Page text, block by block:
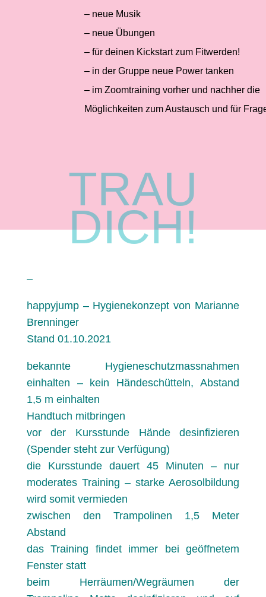
– neue Musik
– neue Übungen
– für deinen Kickstart zum Fitwerden!
– in der Gruppe neue Power tanken
– im Zoomtraining vorher und nachher die
Möglichkeiten zum Austausch und für
TRAU
DICH!
–
happyjump – Hygienekonzept von Marianne
Brenninger
Stand 01.10.2021
bekannte Hygieneschutzmassnahmen
einhalten – kein Händeschütteln, Abstand
1,5 m einhalten
Handtuch mitbringen
vor der Kursstunde Hände desinfizieren
(Spender steht zur Verfügung)
die Kursstunde dauert 45 Minuten – nur
moderates Training – starke Aerosolbildung
wird somit vermieden
zwischen den Trampolinen 1,5 Meter
Abstand
das Training findet immer bei geöffnetem
Fenster statt
beim Herräumen/Wegräumen der